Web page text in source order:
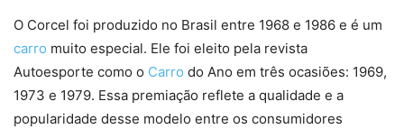
O Corcel foi produzido no Brasil entre 1968 e 1986 e é um
carro muito especial. Ele foi eleito pela revista
Autoesporte como o Carro do Ano em três ocasiões: 1969,
1973 e 1979. Essa premiação reflete a qualidade e a
popularidade desse modelo entre os consumidores